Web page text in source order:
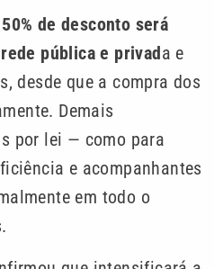
de desconto será
pública e privada e
desde que a compra dos
Demais
por lei — como para
e acompanhantes
em todo o